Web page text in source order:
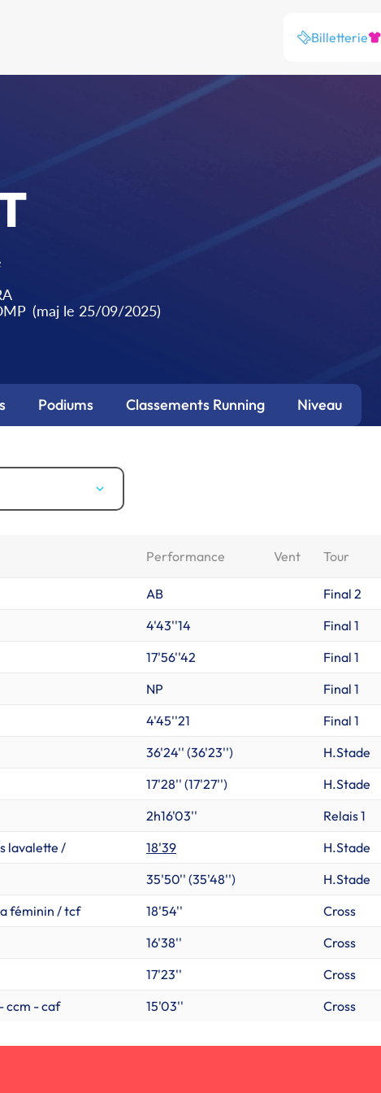
Billetterie
(maj le 25/09/2025)
Podiums Classements Running Niveau
Performance Vent Tour
AB Final 2
4'43''14 Final 1
17'56''42 Final 1
NP Final 1
4'45''21 Final 1
36'24'' (36'23'') H.Stade
17'28'' (17'27'') H.Stade
2h16'03'' Relais 1
lavalette / 18'39 H.Stade
35'50'' (35'48'') H.Stade
féminin / tcf 18'54'' Cross
16'38'' Cross
17'23'' Cross
ccm - caf 15'03'' Cross